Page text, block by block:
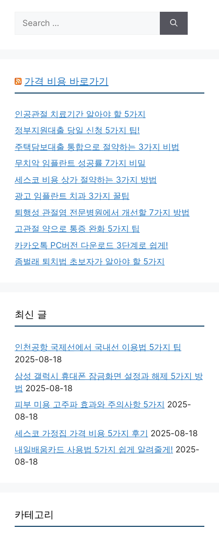
for:
가격 비용 바로가기
인공관절 치료기간 알아야 할 5가지
정부지원대출 당일 신청 5가지 팁!
주택담보대출 통합으로 절약하는 3가지 비법
무치악 임플란트 성공률 7가지 비밀
세스코 비용 상가 절약하는 3가지 방법
광고 임플란트 치과 3가지 꿀팁
퇴행성 관절염 전문병원에서 개선할 7가지 방법
고관절 약으로 통증 완화 5가지 팁
카카오톡 PC버전 다운로드 3단계로 쉽게!
좀벌래 퇴치법 초보자가 알아야 할 5가지
최신 글
인천공항 국제선에서 국내선 이용법 5가지 팁
2025-08-18
삼성 갤럭시 휴대폰 잠금화면 설정과 해제 5가지 방
법 2025-08-18
피부 미용 고주파 효과와 주의사항 5가지 2025-
08-18
세스코 가정집 가격 비용 5가지 후기 2025-08-18
내일배움카드 사용법 5가지 쉽게 알려줄게! 2025-
08-18
카테고리